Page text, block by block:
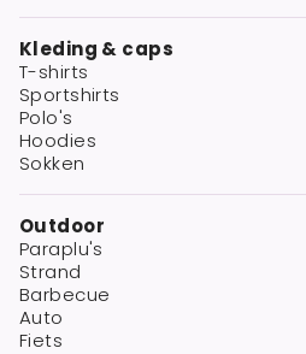
Kleding & caps
T-shirts
Sportshirts
Polo's
Hoodies
Sokken
Outdoor
Paraplu's
Strand
Barbecue
Auto
Fiets